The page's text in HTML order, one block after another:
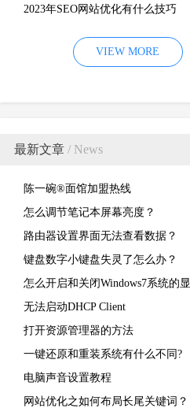
2023年SEO网站优化有什么技巧
VIEW MORE
最新文章 / News
陈一碗®面馆加盟热线
怎么调节笔记本屏幕亮度？
路由器设置界面无法查看数据？
键盘数字小键盘失灵了怎么办？
怎么开启和关闭Windows7系统的显
卡硬件加速功能
无法启动DHCP Client
打开资源管理器的方法
一键还原和重装系统有什么不同?
电脑声音设置教程
网站优化之如何布局长尾关键词？